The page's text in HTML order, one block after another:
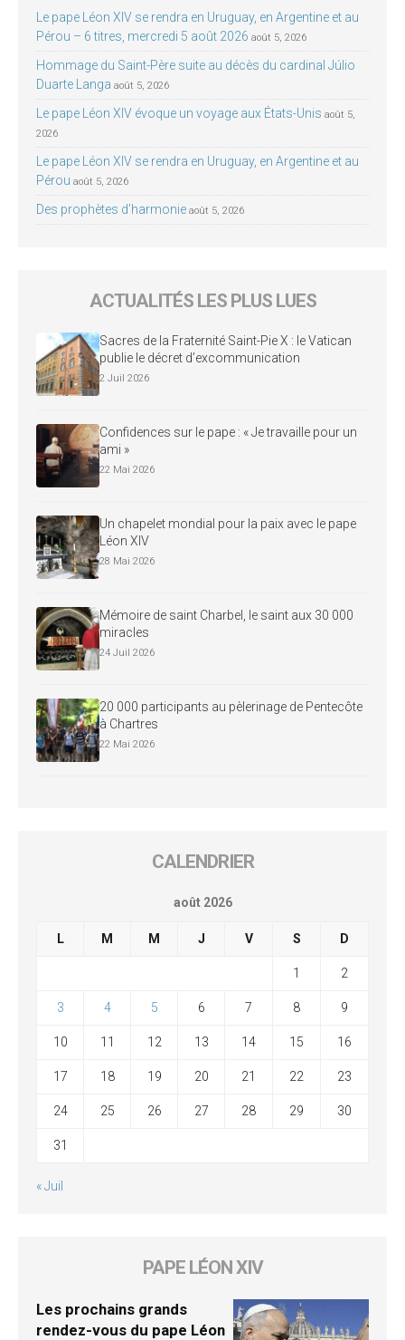
Le pape Léon XIV se rendra en Uruguay, en Argentine et au
Pérou – 6 titres, mercredi 5 août 2026 août 5, 2026
Hommage du Saint-Père suite au décès du cardinal Júlio
Duarte Langa août 5, 2026
Le pape Léon XIV évoque un voyage aux États-Unis août 5,
2026
Le pape Léon XIV se rendra en Uruguay, en Argentine et au
Pérou août 5, 2026
Des prophètes d’harmonie août 5, 2026
ACTUALITÉS LES PLUS LUES
Sacres de la Fraternité Saint-Pie X : le Vatican
publie le décret d’excommunication
2 Juil 2026
Confidences sur le pape : « Je travaille pour un
ami »
22 Mai 2026
Un chapelet mondial pour la paix avec le pape
Léon XIV
28 Mai 2026
Mémoire de saint Charbel, le saint aux 30 000
miracles
24 Juil 2026
20 000 participants au pèlerinage de Pentecôte
à Chartres
22 Mai 2026
CALENDRIER
août 2026
L M M J V S D
1 2
3 4 5 6 7 8 9
10 11 12 13 14 15 16
17 18 19 20 21 22 23
24 25 26 27 28 29 30
31
« Juil
PAPE LÉON XIV
Les prochains grands
rendez-vous du pape Léon